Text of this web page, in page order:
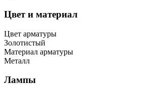
Цвет и материал
Цвет арматуры
Золотистый
Материал арматуры
Металл
Лампы